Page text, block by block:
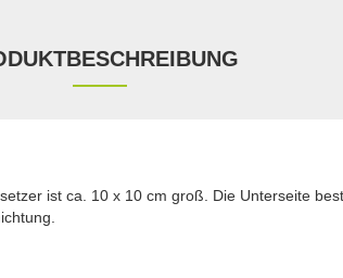
ist ca. 10 x 10 cm groß. Die Unterseite